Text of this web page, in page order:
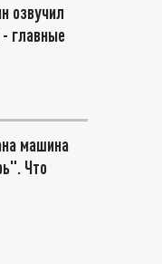
озвучил
- главные
машина
Что